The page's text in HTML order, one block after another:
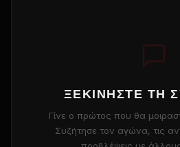
ΞΕΚΙΝΉΣΤΕ ΤΗ
Γίνε ο πρώτος που θα
Συζήτησε τον αγώνα, τις